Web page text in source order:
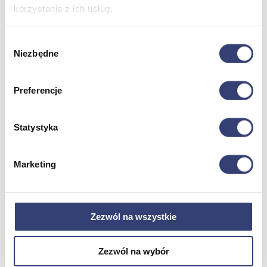
korzystania z ich usług.
zgody
Niezbędne
Preferencje
Statystyka
Marketing
Zezwól na wszystkie
Zezwól na wybór
Spa & Wellness
Urządzenia
Zobacz wszystko
Wróć